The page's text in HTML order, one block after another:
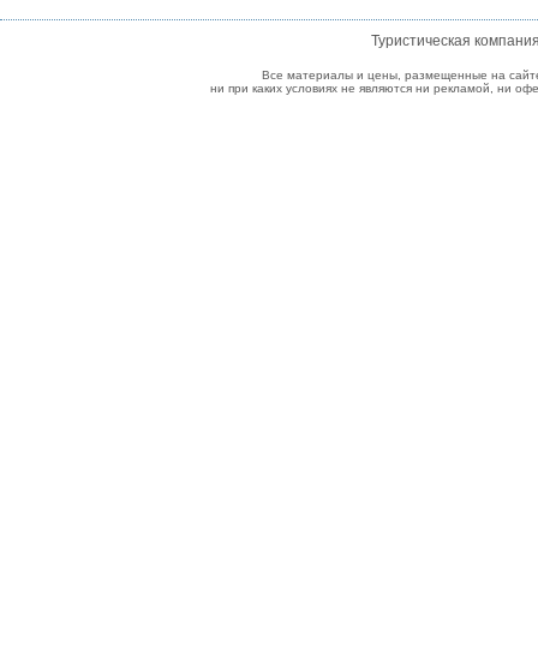
Туристическая
Все материалы и цены, размещенные на
ни при каких условиях не являются ни рекламой, ни